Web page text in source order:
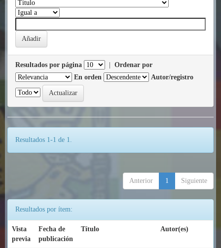
Resultados por página
Ordenar por
En orden
Autor/registro
Resultados 1-1 de 1.
Anterior 1 Siguiente
Resultados por ítem:
Vista
previa
Fecha de
publicación
Título Autor(es)